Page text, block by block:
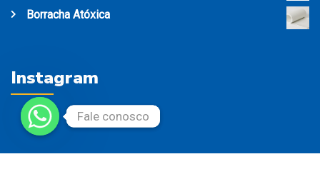
Borracha Atóxica
Instagram
Fale conosco
Fale conosco